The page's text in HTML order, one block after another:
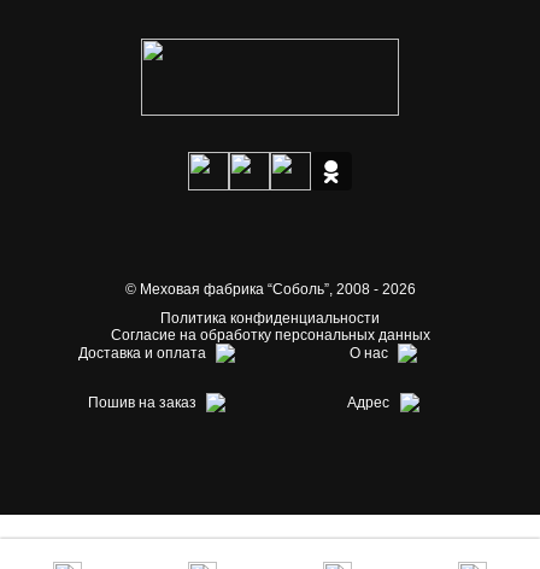
© Меховая фабрика “Соболь”,2008 - 2026
Политика конфиденциальности
Согласие на обработку персональных данных
Доставка и оплата
О нас
Пошив на заказ Адрес